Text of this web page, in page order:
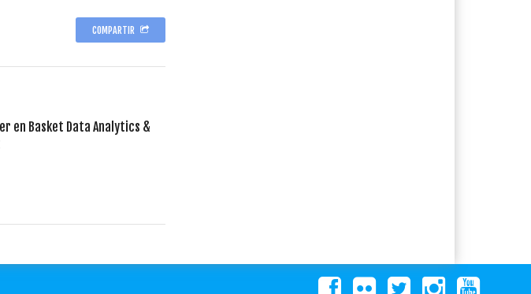
COMPARTIR
en Basket Data Analytics &